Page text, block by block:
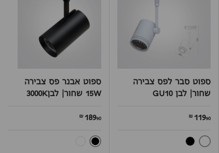
ספוט סבר לפס צבירה
שחור| לבן GU10
11990 ₪
ספוט אבנר פס צבירה
15W שחור| לבן3000K
18990 ₪